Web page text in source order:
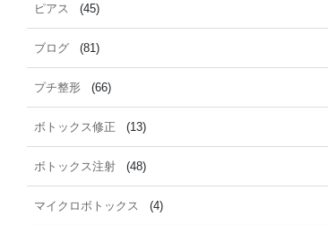
ピアス (45)
ブログ (81)
プチ整形 (66)
ボトックス修正 (13)
ボトックス注射 (48)
マイクロボトックス (4)